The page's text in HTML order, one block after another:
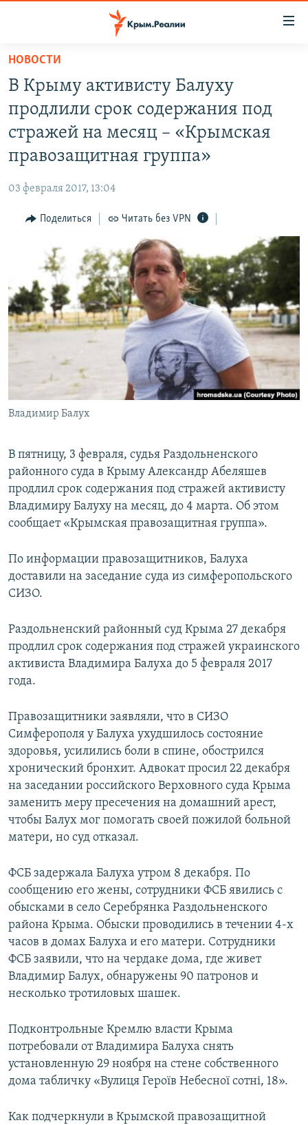
Вернуться
основному
содержанию
Вернутся
главной
Вернутся
поиску
СПЕЦПРОЕКТЫ
ВОДА
ИНТЕРАКТИВ
ИНФОГРАФИКА
ТЕЛЕПРОЕКТ КРЫМ.РЕАЛИИ
СОВЕТЫ ПРАВОЗАЩИТНИКОВ
ПРОПАВШИЕ БЕЗ ВЕСТИ
ПОБЕДИТЕЛЕЙ НЕ СУДЯТ?
КРЫМ.НЕПОКОРЕННЫЙ
УКРАИНСКАЯ ПРОБЛЕМА КРЫМА
РАДІО СВОБОДА
КАК ОБОЙТИ БЛОКИРОВКУ
Українською
Qırımtatar
ПРИСОЕДИНЯЙТЕСЬ!
Все сайты RFE/RL
НОВОСТИ
В Крыму активисту Балуху
продлили срок содержания под
стражей на месяц – «Крымская
правозащитная группа»
03 февраля 2017, 13:04
Поделиться Читать без VPN
Владимир Балух
В пятницу, 3 февраля, судья Раздольненского
районного суда в Крыму Александр Абеляшев
продлил срок содержания под стражей активисту
Владимиру Балуху на месяц, до 4 марта. Об этом
сообщает «Крымская правозащитная группа».
По информации правозащитников, Балуха
доставили на заседание суда из симферопольского
СИЗО.
Раздольненский районный суд Крыма 27 декабря
продлил срок содержания под стражей украинского
активиста Владимира Балуха до 5 февраля 2017
года.
Правозащитники заявляли, что в СИЗО
Симферополя у Балуха ухудшилось состояние
здоровья, усилились боли в спине, обострился
хронический бронхит. Адвокат просил 22 декабря
на заседании российского Верховного суда Крыма
заменить меру пресечения на домашний арест,
чтобы Балух мог помогать своей пожилой больной
матери, но суд отказал.
ФСБ задержала Балуха утром 8 декабря. По
сообщению его жены, сотрудники ФСБ явились с
обысками в село Серебрянка Раздольненского
района Крыма. Обыски проводились в течении 4-х
часов в домах Балуха и его матери. Сотрудники
ФСБ заявили, что на чердаке дома, где живет
Владимир Балух, обнаружены 90 патронов и
несколько тротиловых шашек.
Подконтрольные Кремлю власти Крыма
потребовали от Владимира Балуха снять
установленную 29 ноября на стене собственного
дома табличку «Вулиця Героїв Небесної сотні, 18».
Как подчеркнули в Крымской правозащитной